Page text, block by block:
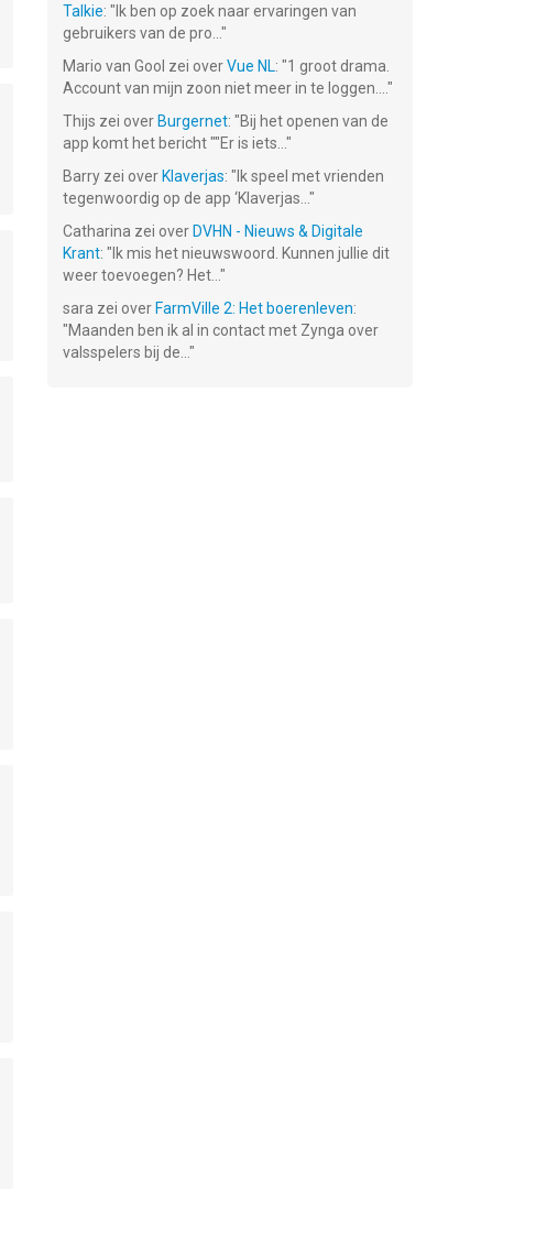
Talkie: " Ik ben op zoek naar ervaringen van
gebruikers van de pro... "
Mario van Gool zei overVue NL: "1 groot drama.
Account van mijn zoon niet meer in te loggen.... "
Thijs zei over Burgernet: "Bij het openen van de
app komt het bericht ""Er is iets... "
Barry zei over Klaverjas: " Ik speel met vrienden
tegenwoordig op de app ‘Klaverjas... "
Catharina zei over DVHN - Nieuws & Digitale
Krant: " Ik mis het nieuwswoord. Kunnen jullie dit
weer toevoegen? Het... "
sara zei over FarmVille 2: Het boerenleven:
"Maanden ben ik al in contact met Zynga over
valsspelers bij de... "